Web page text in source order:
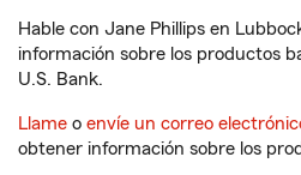
Hable con Jane Phillips en
información sobre los productos
U.S. Bank.
Llame o envíe un correo
obtener información sobre los